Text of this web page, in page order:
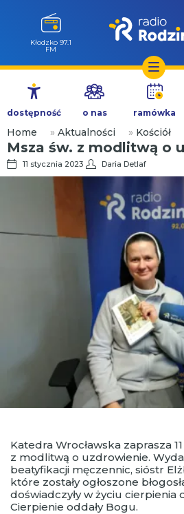
Przejdź
treści
Kłodzko 97.1
FM
dostępność o nas ramówka
Home » Aktualności » Kościół
Msza św. z modlitwą o
11 stycznia 2023 Daria Detlaf
Katedra Wrocławska zaprasza
z modlitwą o uzdrowienie.
beatyfikacji męczennic, sióstr
które zostały ogłoszone
doświadczyły w życiu cierpienia
Cierpienie oddały Bogu.